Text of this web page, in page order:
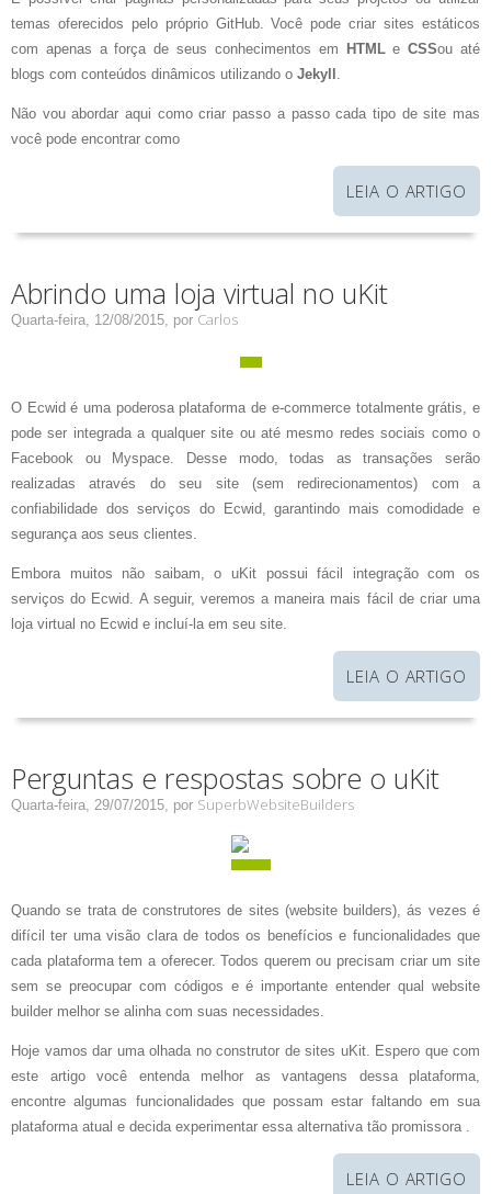
temas oferecidos pelo próprio GitHub. Você pode criar sites estáticos
com apenas a força de seus conhecimentos em
HTMLeCSSou até
blogs com conteúdos dinâmicos utilizando o Jekyll
Não vou abordar aqui como criar passo a passo cada tipo de site mas
você pode encontrar como
LEIA O ARTIGO
Abrindo uma loja virtual no uKit
Quarta-feira, 12/08/2015, por Carlos
O Ecwid é uma poderosa plataforma de e-commerce totalmente grátis, e
pode ser integrada a qualquer site ou até mesmo redes sociais como o
Facebook ou Myspace. Desse modo, todas as transações serão
realizadas através do seu site (sem redirecionamentos) com a
confiabilidade dos serviços do Ecwid, garantindo mais comodidade e
segurança aos seus clientes.
Embora muitos não saibam, o uKit possui fácil integração com os
serviços do Ecwid. A seguir, veremos a maneira mais fácil de criar uma
loja virtual no Ecwid e incluí-la em seu site.
LEIA O ARTIGO
Perguntas e respostas sobre o uKit
Quarta-feira, 29/07/2015, por SuperbWebsiteBuilders
Quando se trata de construtores de sites (website builders), ás vezes é
difícil ter uma visão clara de todos os benefícios e funcionalidades que
cada plataforma tem a oferecer. Todos querem ou precisam criar um site
sem se preocupar com códigos e é importante entender qual website
builder melhor se alinha com suas necessidades.
Hoje vamos dar uma olhada no construtor de sites uKit. Espero que com
este artigo você entenda melhor as vantagens dessa plataforma,
encontre algumas funcionalidades que possam estar faltando em sua
plataforma atual e decida experimentar essa alternativa tão promissora .
LEIA O ARTIGO